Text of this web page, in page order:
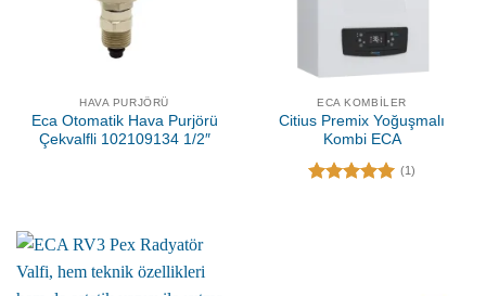
HAVA PURJÖRÜ
Eca Otomatik Hava Purjörü
Çekvalfli 102109134 1/2″
ECA KOMBILER
Citius Premix Yoğuşmalı
Kombi ECA
(1)